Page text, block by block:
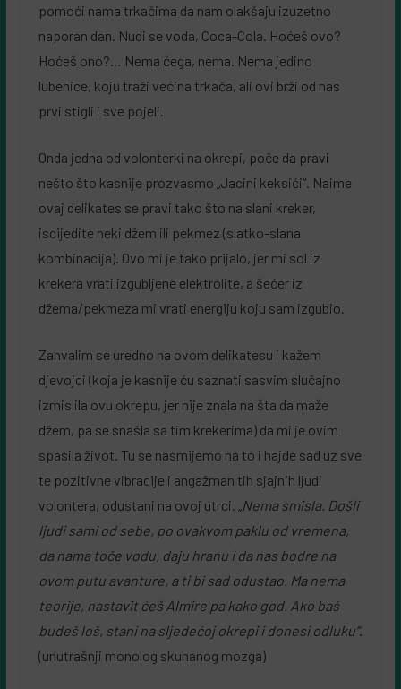
pomoći nama trkačima da nam olakšaju izuzetno
naporan dan. Nudi se voda, Coca-Cola. Hoćeš ovo?
Hoćeš ono?… Nema čega, nema. Nema jedino
lubenice, koju traži većina trkača, ali ovi brži od nas
prvi stigli i sve pojeli.
Onda jedna od volonterki na okrepi, poče da pravi
nešto što kasnije prozvasmo „Jacini keksići“. Naime
ovaj delikates se pravi tako što na slani kreker,
iscijedite neki džem ili pekmez (slatko-slana
kombinacija). Ovo mi je tako prijalo, jer mi sol iz
krekera vrati izgubljene elektrolite, a šećer iz
džema/pekmeza mi vrati energiju koju sam izgubio.
Zahvalim se uredno na ovom delikatesu i kažem
djevojci (koja je kasnije ću saznati sasvim slučajno
izmislila ovu okrepu, jer nije znala na šta da maže
džem, pa se snašla sa tim krekerima) da mi je ovim
spasila život. Tu se nasmijemo na to i hajde sad uz sve
te pozitivne vibracije i angažman tih sjajnih ljudi
volontera, odustani na ovoj utrci. „Nema smisla. Došli
ljudi sami od sebe, po ovakvom paklu od vremena,
da nama toče vodu, daju hranu i da nas bodre na
ovom putu avanture, a ti bi sad odustao. Ma nema
teorije, nastavit ćeš Almire pa kako god. Ako baš
budeš loš, stani na sljedećoj okrepi i donesi odluku“.
(unutrašnji monolog skuhanog mozga)